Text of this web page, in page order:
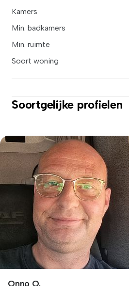
Kamers
Min. badkamers
Min. ruimte
Soort woning
Soortgelijke profielen
Onno O.